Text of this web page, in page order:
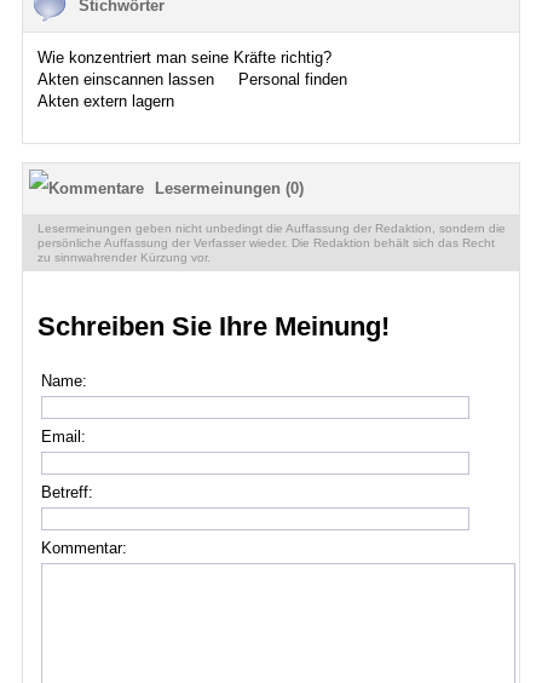
Stichwörter
Wie konzentriert man seine Kräfte richtig?
Akten einscannen lassen
Personal finden
Akten extern lagern
Lesermeinungen (0)
Lesermeinungen geben nicht unbedingt die Auffassung der Redaktion, sondern die
persönliche Auffassung der Verfasser wieder. Die Redaktion behält sich das Recht
zu sinnwahrender Kürzung vor.
Schreiben Sie Ihre Meinung!
Name:
Email:
Betreff:
Kommentar: